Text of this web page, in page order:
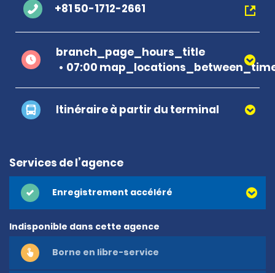
+81 50-1712-2661
branch_page_hours_title
07:00
Itinéraire à partir du terminal
Services de l’agence
Enregistrement accéléré
Indisponible dans cette agence
Borne en libre-service